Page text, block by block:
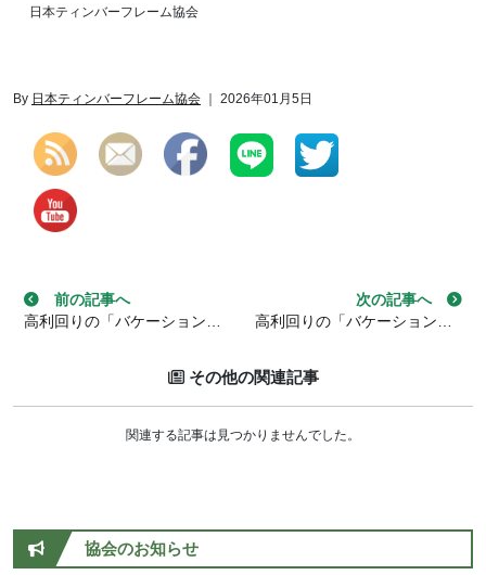
日本ティンバーフレーム協会
By 日本ティンバーフレーム協会 ｜ 2026年01月5日
投稿ナビゲーション
前の記事へ
高利回りの「バケーションレンタル投資」とは？【中編】
次の記事へ
高利回りの「バケーションレンタル投資」とは？【後編】
その他の関連記事
関連する記事は見つかりませんでした。
協会のお知らせ